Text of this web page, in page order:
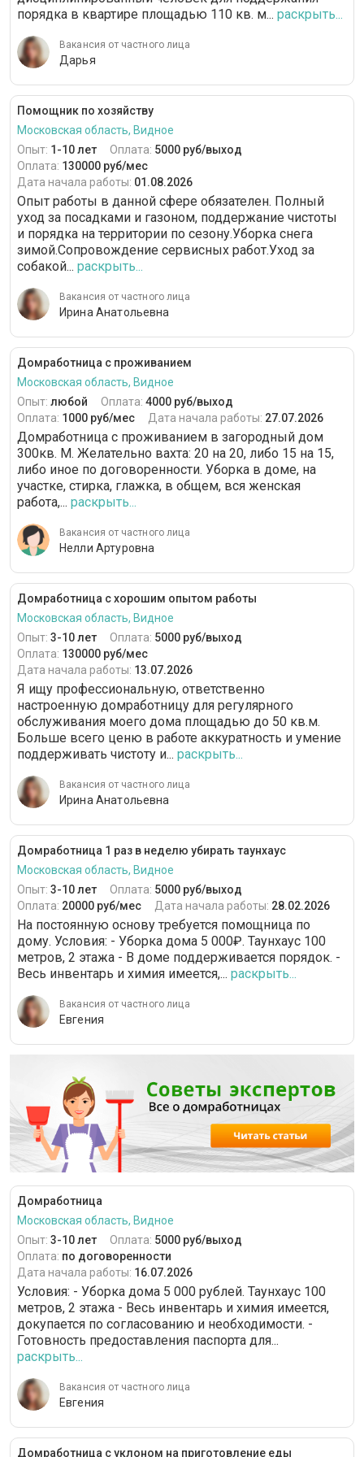
VIP-гардероб
Уход за различными поверхностями
Банкетная сервировка стола
12 часов
порядка в квартире площадью 110 кв. м... раскрыть...
Вакансия от частного лица
Дарья
Помощник по хозяйству
Московская область, Видное
Опыт: 1-10 лет Оплата: 5000 руб/выход
Оплата: 130000 руб/мес
Дата начала работы: 01.08.2026
Опыт работы в данной сфере обязателен. Полный
уход за посадками и газоном, поддержание чистоты
и порядка на территории по сезону.Уборка снега
зимой.Сопровождение сервисных работ.Уход за
собакой... раскрыть...
Вакансия от частного лица
Ирина Анатольевна
Домработница с проживанием
Московская область, Видное
Опыт: любой Оплата: 4000 руб/выход
Оплата: 1000 руб/мес Дата начала работы: 27.07.2026
Домработница с проживанием в загородный дом
300кв. М. Желательно вахта: 20 на 20, либо 15 на 15,
либо иное по договоренности. Уборка в доме, на
участке, стирка, глажка, в общем, вся женская
работа,... раскрыть...
Вакансия от частного лица
Нелли Артуровна
Домработница с хорошим опытом работы
Московская область, Видное
Опыт: 3-10 лет Оплата: 5000 руб/выход
Оплата: 130000 руб/мес
Дата начала работы: 13.07.2026
Я ищу профессиональную, ответственно
настроенную домработницу для регулярного
обслуживания моего дома площадью до 50 кв.м.
Больше всего ценю в работе аккуратность и умение
поддерживать чистоту и... раскрыть...
Вакансия от частного лица
Ирина Анатольевна
Домработница 1 раз в неделю убирать таунхаус
Московская область, Видное
Опыт: 3-10 лет Оплата: 5000 руб/выход
Оплата: 20000 руб/мес Дата начала работы: 28.02.2026
На постоянную основу требуется помощница по
дому. Условия: - Уборка дома 5 000₽. Таунхаус 100
метров, 2 этажа - В доме поддерживается порядок. -
Весь инвентарь и химия имеется,... раскрыть...
Вакансия от частного лица
Евгения
Домработница
Московская область, Видное
Опыт: 3-10 лет Оплата: 5000 руб/выход
Оплата: по договоренности
Дата начала работы: 16.07.2026
Условия: - Уборка дома 5 000 рублей. Таунхаус 100
метров, 2 этажа - Весь инвентарь и химия имеется,
докупается по согласованию и необходимости. -
Готовность предоставления паспорта для...
раскрыть...
Вакансия от частного лица
Евгения
Домработница с уклоном на приготовление еды